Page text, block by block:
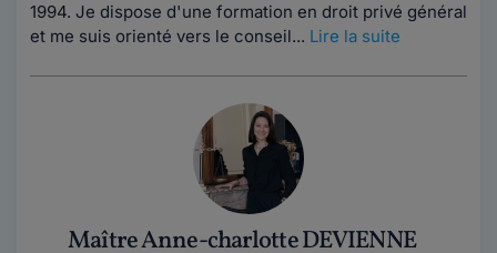
1994. Je dispose d'une formation en droit privé général
et me suis orienté vers le conseil... Lire la suite
Maître Anne-charlotte DEVIENNE